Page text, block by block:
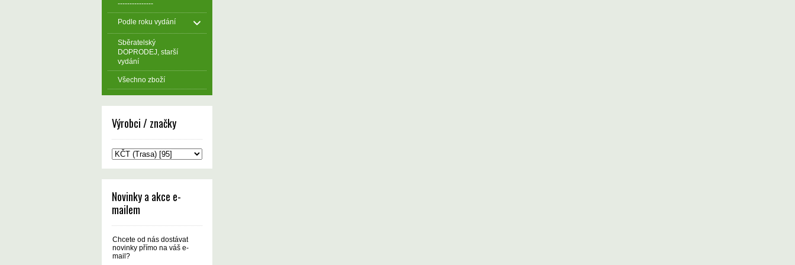
---------------
Podle roku vydání
Sběratelský
DOPRODEJ, starší
vydání
Všechno zboží
Výrobci / značky
Novinky a akce e-
mailem
Chcete od nás dostávat
novinky přímo na váš e-
mail?